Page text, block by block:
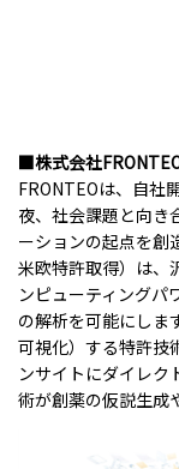
■株式会社
FRONTEOは、自社
夜、社会課題と向き
ーションの起点を創
米欧特許取得）は、
ンピューティングパ
の解析を可能にしま
可視化）する特許技
ンサイトにダイレク
術が創薬の仮説生成